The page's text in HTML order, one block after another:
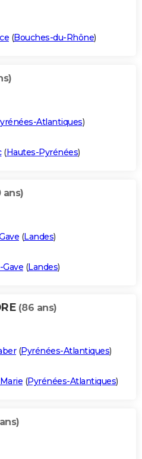
(Bouches-du-Rhône)
Atlantiques)
(Hautes-Pyrénées)
ans)
(Landes)
(Landes)
(86 ans)
(Pyrénées-Atlantiques)
(Pyrénées-Atlantiques)